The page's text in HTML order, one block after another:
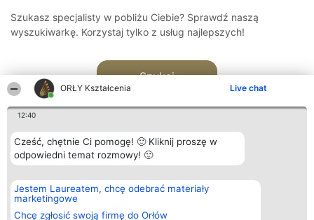
ORŁY Kształcenia Live chat
12:40
Cześć, chętnie Ci pomogę! 🙂 Kliknij proszę w
odpowiedni temat rozmowy! 🙂
Jestem Laureatem, chcę odebrać materiały
marketingowe
Chcę zgłosić swoją firmę do Orłów
Szukasz specjalisty w pobliżu Ciebie? Sprawdź naszą
wyszukiwarkę. Korzystaj tylko z usług najlepszych!
Szukaj
Organizator plebiscytu
Bright Side Solutions sp. z o.
o. sp. k.
ul. Ruska 22
Plebiscyt
Laureaci
wszystkich
Kontakt
Kontakt